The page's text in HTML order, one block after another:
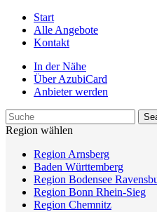
Start
Alle Angebote
Kontakt
In der Nähe
Über AzubiCard
Anbieter werden
Region wählen
Region Arnsberg
Baden Württemberg
Region Bodensee
Region Bonn Rhein-Sieg
Region Chemnitz